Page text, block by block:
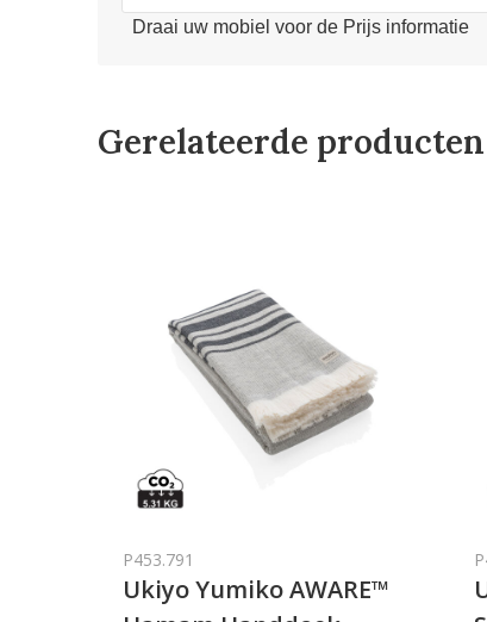
Draai uw mobiel voor de Prijs informatie
Gerelateerde producten
P453.791
Ukiyo Yumiko AWARE™